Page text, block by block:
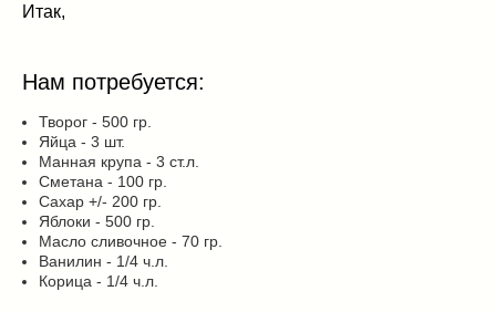
Поговорим о(19)
конкурсы(7)
продуктах
разном(9)
Постные рецепты
Праздничные блюда
8 марта
(1)
День всех влюбленных
Итак,
Нам потребуется:
Творог - 500 гр.
Яйца - 3 шт.
Манная крупа - 3 ст.л.
Сметана - 100 гр.
Сахар +/- 200 гр.
Яблоки - 500 гр.
Масло сливочное - 70 гр.
Ванилин - 1/4 ч.л.
Корица - 1/4 ч.л.